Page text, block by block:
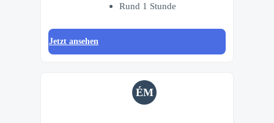
Rund 1 Stunde
Jetzt ansehen
ÉM